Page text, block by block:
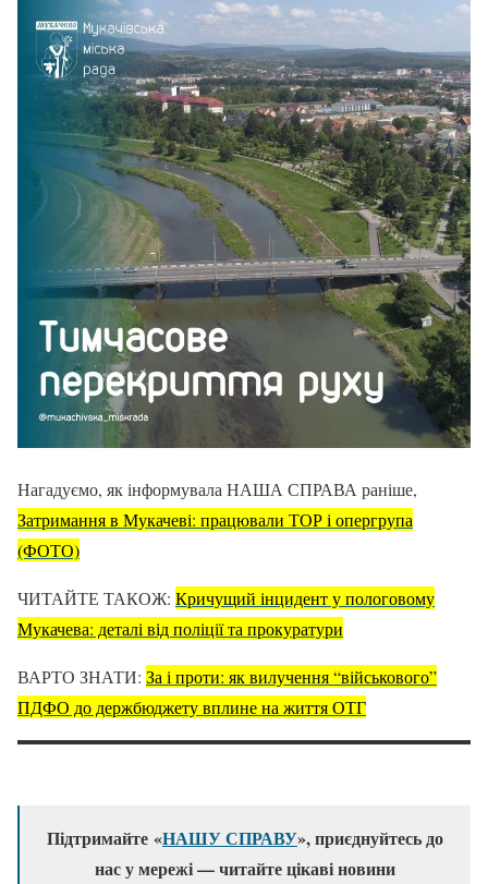
Нагадуємо, як інформувала НАША СПРАВА раніше,
Затримання в Мукачеві: працювали ТОР і опергрупа
(ФОТО)
ЧИТАЙТЕ ТАКОЖ: Кричущий інцидент у пологовому
Мукачева: деталі від поліції та прокуратури
ВАРТО ЗНАТИ: За і проти: як вилучення “військового”
ПДФО до держбюджету вплине на життя ОТГ
Підтримайте «НАШУ СПРАВУ», приєднуйтесь до
нас у мережі — читайте цікаві новини